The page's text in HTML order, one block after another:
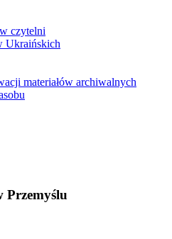
czytelni
Ukraińskich
materiałów archiwalnych
Przemyślu